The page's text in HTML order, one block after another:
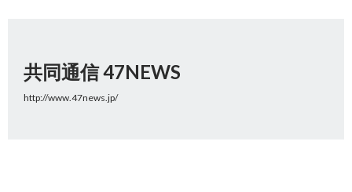
共同通信 47NEWS
http://www.47news.jp/